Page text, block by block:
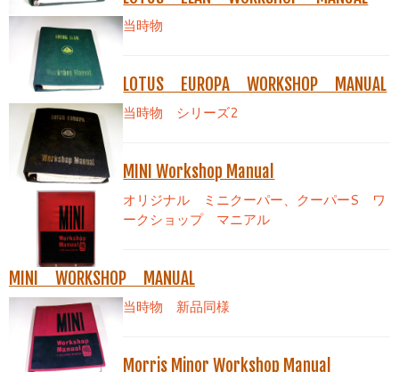
当時物
LOTUS EUROPA WORKSHOP MANUAL
当時物 シリーズ2
MINI Workshop Manual
オリジナル ミニクーパー、クーパーS ワ
ークショップ マニアル
MINI WORKSHOP MANUAL
当時物 新品同様
Morris Minor Workshop Manual